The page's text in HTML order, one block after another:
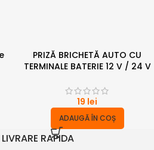
PRIZĂ BRICHETĂ AUTO CU
TERMINALE BATERIE 12 V / 24 V
19 lei
ADAUGĂ ÎN COȘ
LIVRARE RAPIDA